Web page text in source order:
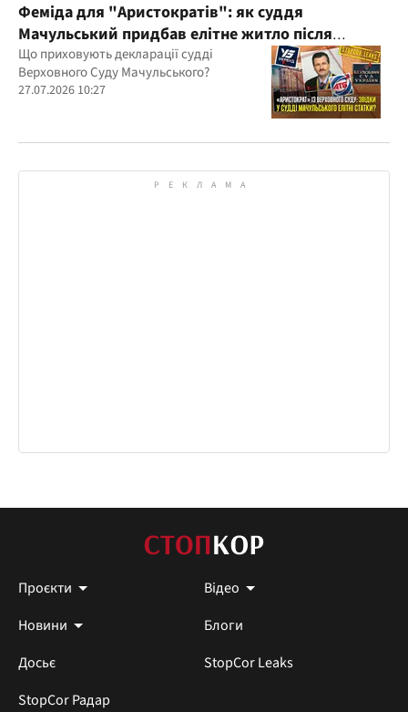
Феміда для "Аристократів": як суддя
Мачульський придбав елітне житло після
вердикту на користь забудовника?
Що приховують декларації судді
Верховного Суду Мачульського?
27.07.2026 10:27
Проєкти
Відео
Новини
Блоги
Досьє
StopCor Leaks
StopCor Радар